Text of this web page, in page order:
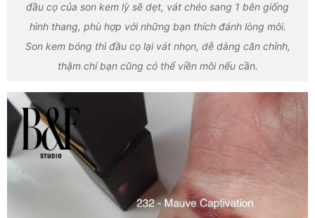
đầu cọ của son kem lỳ sẽ dẹt, vát chéo sang 1 bên giống
hình thang, phù hợp với những bạn thích đánh lòng môi.
Son kem bóng thì đầu cọ lại vát nhọn, dễ dàng căn chỉnh,
thậm chí bạn cũng có thể viền môi nếu cần.